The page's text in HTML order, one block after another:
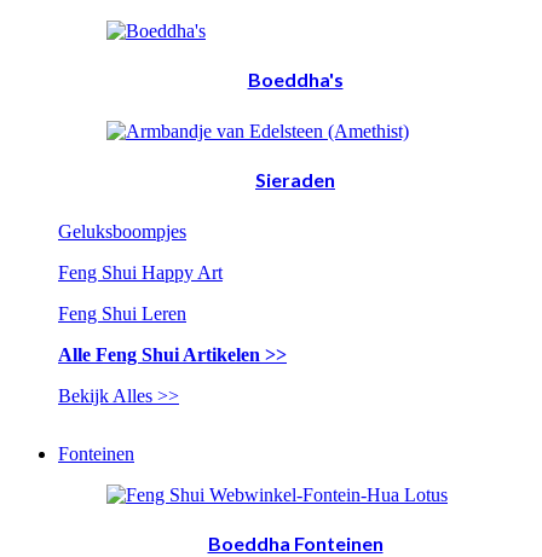
Boeddha's
Sieraden
Geluksboompjes
Feng Shui Happy Art
Feng Shui Leren
Alle Feng Shui Artikelen >>
Bekijk Alles >>
Fonteinen
Boeddha Fonteinen